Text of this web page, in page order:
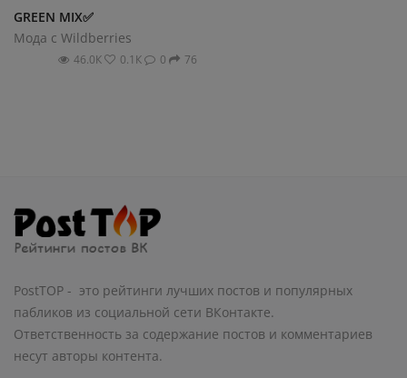
GREEN MIX✅
Мода с Wildberries
46.0К 0.1К 0 76
PostTOP - это рейтинги лучших постов и популярных
пабликов из социальной сети ВКонтакте.
Ответственность за содержание постов и комментариев
несут авторы контента.